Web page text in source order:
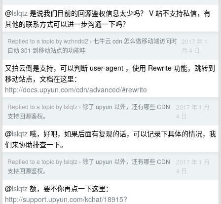
@lslqtz 是说我们目前的回源鉴权信息太少吗？ V 站不支持私信，有
其他的联系方式可以进一步沟通一下吗？
Replied to a topic by wzhndd2 › 七牛云 cdn 怎么做移动端访问时
自动 301 到移动站点的功能哇
2017 年 1
月 4 日
又拍云倒是支持，可以判断 user-agent ，使用 Rewrite 功能，跳转到
移动站点，文档在这里：
http://docs.upyun.com/cdn/advanced/#rewrite
Replied to a topic by lslqtz › 除了 upyun 以外，还有哪些 CDN
支持回源鉴权。
2017 年 1 月
4 日
@lslqtz 哦，好吧，如果后面有复现的话，可以记录下具体的情况，我
们来协助排查一下。
Replied to a topic by lslqtz › 除了 upyun 以外，还有哪些 CDN
支持回源鉴权。
2017 年 1 月
4 日
@lslqtz 额，要不你再点一下这里：
http://support.upyun.com/kchat/18915?